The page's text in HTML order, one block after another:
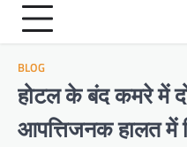
BLOG
होटल के बंद कमरे में
आपत्तिजनक हालत में